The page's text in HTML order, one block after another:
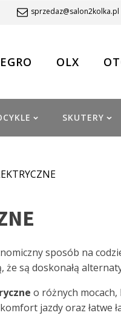
sprzedaz@salon2kolka.pl
OLX
SKUTERY
sposób na
są doskonałą
o różnych
jazdy oraz